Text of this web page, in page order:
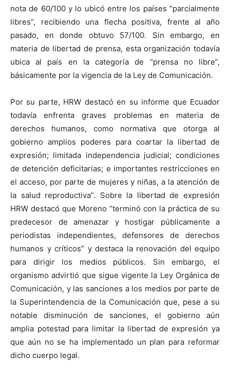
nota de 60/100 y lo ubicó entre los países “parcialmente
libres”, recibiendo una flecha positiva, frente al año
pasado, en donde obtuvo 57/100. Sin embargo, en
materia de libertad de prensa, esta organización todavía
ubica al país en la categoría de “prensa no libre”,
básicamente por la vigencia de la Ley de Comunicación.
Por su parte, HRW destacó en su informe que Ecuador
todavía enfrenta graves problemas en materia de
derechos humanos, como normativa que otorga al
gobierno amplios poderes para coartar la libertad de
expresión; limitada independencia judicial; condiciones
de detención deficitarias; e importantes restricciones en
el acceso, por parte de mujeres y niñas, a la atención de
la salud reproductiva”. Sobre la libertad de expresión
HRW destacó que Moreno “terminó con la práctica de su
predecesor de amenazar y hostigar públicamente a
periodistas independientes, defensores de derechos
humanos y críticos” y destaca la renovación del equipo
para dirigir los medios públicos. Sin embargo, el
organismo advirtió que sigue vigente la Ley Orgánica de
Comunicación, y las sanciones a los medios por parte de
la Superintendencia de la Comunicación que, pese a su
notable disminución de sanciones, el gobierno aún
amplia potestad para limitar la libertad de expresión ya
que aún no se ha implementado un plan para reformar
dicho cuerpo legal.